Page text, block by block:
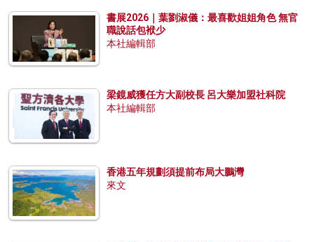
書展2026｜葉劉淑儀：最喜歡姐姐角色 無官
職說話包袱少
本社編輯部
梁鏡威獲任方大副校長 呂大樂加盟社科院
本社編輯部
香港五年規劃須提前布局大鵬灣
來文